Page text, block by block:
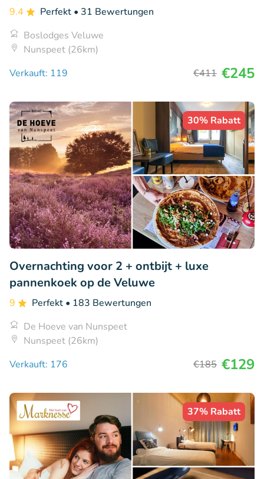
9.4 Perfekt • 31 Bewertungen
Boslodges Veluwe
Nunspeet (26km)
Verkauft: 119
€411 €245
30% Rabatt
Overnachting voor 2 + ontbijt + luxe
pannenkoek op de Veluwe
9 Perfekt • 183 Bewertungen
De Hoeve van Nunspeet
Nunspeet (26km)
Verkauft: 176
€185 €129
37% Rabatt